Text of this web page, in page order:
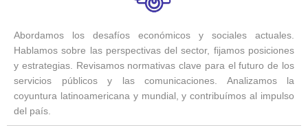
Abordamos los desafíos económicos y sociales actuales.
Hablamos sobre las perspectivas del sector, fijamos posiciones
y estrategias. Revisamos normativas clave para el futuro de los
servicios públicos y las comunicaciones. Analizamos la
coyuntura latinoamericana y mundial, y contribuímos al impulso
del país.